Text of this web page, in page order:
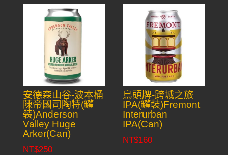
安德森山谷-波本桶
陳帝國司陶特(罐
裝)Anderson
Valley Huge
Arker(Can)
NT$250
鳥頭牌-跨城之旅
IPA(罐裝)Fremont
Interurban
IPA(Can)
NT$160